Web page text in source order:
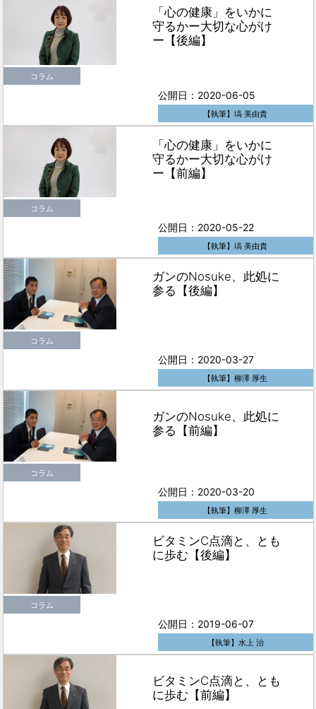
「心の健康」をいかに
守るかー大切な心がけ
ー【後編】
コラム
公開日：2020-06-05
【執筆】塙 美由貴
「心の健康」をいかに
守るかー大切な心がけ
ー【前編】
コラム
公開日：2020-05-22
【執筆】塙 美由貴
ガンのNosuke、此処に
参る【後編】
コラム
公開日：2020-03-27
【執筆】柳澤 厚生
ガンのNosuke、此処に
参る【前編】
コラム
公開日：2020-03-20
【執筆】柳澤 厚生
ビタミンC点滴と、とも
に歩む【後編】
コラム
公開日：2019-06-07
【執筆】水上 治
ビタミンC点滴と、とも
に歩む【前編】